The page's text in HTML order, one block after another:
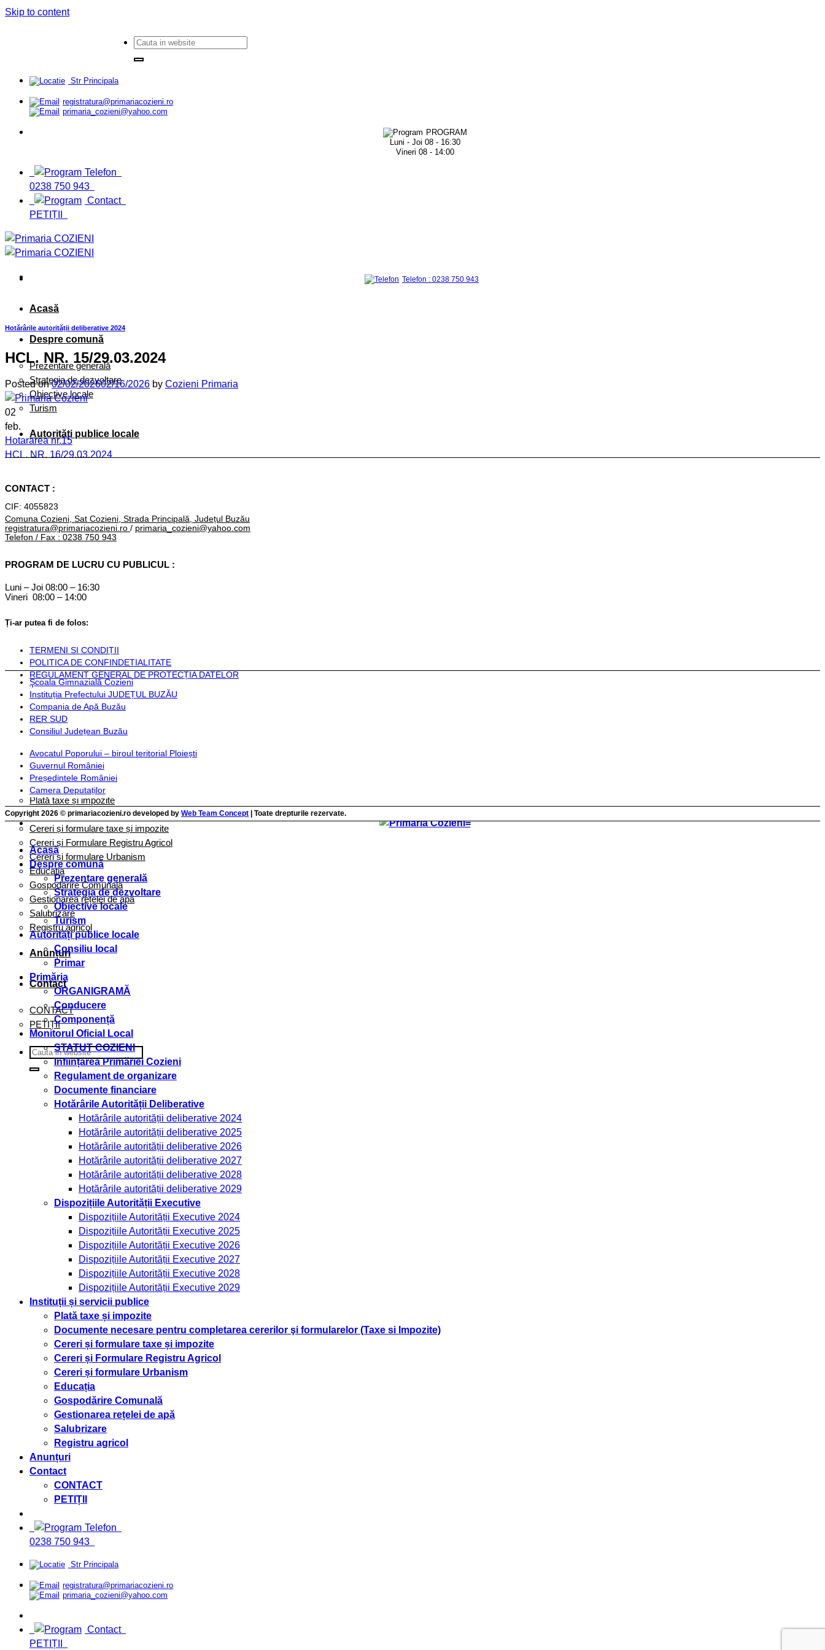
Skip to content
Str Principala
registratura@primariacozieni.ro
primaria_cozieni@yahoo.com
PROGRAM
Luni - Joi 08 - 16:30
Vineri 08 - 14:00
Telefon
0238 750 943
Contact
PETIȚII
Acasă
Despre comună
Prezentare generală
Strategia de dezvoltare
Obiective locale
Turism
Autorități publice locale
Consiliu local
ORGANIGRAMĂ
Conducere
Inființarea Primăriei Cozieni
Documente financiare
Hotărârile Autorității Deliberative
Hotărârile autorității deliberative 2024
Hotărârile autorității deliberative 2025
Hotărârile autorității deliberative 2026
Hotărârile autorității deliberative 2027
Hotărârile autorității deliberative 2028
Hotărârile autorității deliberative 2029
Instituții și servicii publice
Plată taxe și impozite
Documente necesare pentru completarea cererilor şi formularelor (Taxe si Impozite)
Cereri și formulare taxe și impozite
Cereri și Formulare Registru Agricol
Cereri și formulare Urbanism
Educația
Gospodărire Comunală
Gestionarea rețelei de apă
Salubrizare
Registru agricol
Anunțuri
Contact
CONTACT
PETIȚII
Telefon : 0238 750 943
Hotărârile autorității deliberative 2024
HCL. NR. 15/29.03.2024
Posted on02/02/202602/16/2026 by Cozieni Primaria
02
feb.
Hotararea nr.15
HCL. NR. 16/29.03.2024
CONTACT :
CIF: 4055823
Comuna Cozieni, Sat Cozieni, Strada Principală, Județul Buzău
registratura@primariacozieni.ro / primaria_cozieni@yahoo.com
Telefon / Fax : 0238 750 943
PROGRAM DE LUCRU CU PUBLICUL :
Luni – Joi 08:00 – 16:30
Vineri 08:00 – 14:00
Ți-ar putea fi de folos:
TERMENI SI CONDIȚII
POLITICA DE CONFINDETIALITATE
REGULAMENT GENERAL DE PROTECȚIA DATELOR
Şcoala Gimnazială Cozieni
Instituția Prefectului JUDEȚUL BUZĂU
Compania de Apă Buzău
RER SUD
Consiliul Județean Buzău
Avocatul Poporului – biroul teritorial Ploiești
Guvernul României
Președintele României
Camera Deputaților
Copyright 2026 © primariacozieni.ro developed by Web Team Concept | Toate drepturile rezervate.
Acasă
Despre comună
Prezentare generală
Strategia de dezvoltare
Obiective locale
Turism
Autorități publice locale
Consiliu local
Primar
Primăria
ORGANIGRAMĂ
Conducere
Componență
Monitorul Oficial Local
STATUT COZIENI
Inființarea Primăriei Cozieni
Regulament de organizare
Documente financiare
Hotărârile Autorității Deliberative
Hotărârile autorității deliberative 2024
Hotărârile autorității deliberative 2025
Hotărârile autorității deliberative 2026
Hotărârile autorității deliberative 2027
Hotărârile autorității deliberative 2028
Hotărârile autorității deliberative 2029
Dispozițiile Autorității Executive
Dispozițiile Autorității Executive 2024
Dispozițiile Autorității Executive 2025
Dispozițiile Autorității Executive 2026
Dispozițiile Autorității Executive 2027
Dispozițiile Autorității Executive 2028
Dispozițiile Autorității Executive 2029
Instituții și servicii publice
Plată taxe și impozite
Documente necesare pentru completarea cererilor şi formularelor (Taxe si Impozite)
Cereri și formulare taxe și impozite
Cereri și Formulare Registru Agricol
Cereri și formulare Urbanism
Educația
Gospodărire Comunală
Gestionarea rețelei de apă
Salubrizare
Registru agricol
Anunțuri
Contact
CONTACT
PETIȚII
Telefon
0238 750 943
Str Principala
registratura@primariacozieni.ro
primaria_cozieni@yahoo.com
Contact
PETIȚII